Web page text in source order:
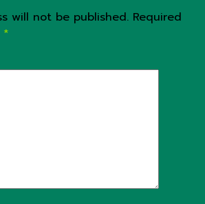
will not be published. Required
*